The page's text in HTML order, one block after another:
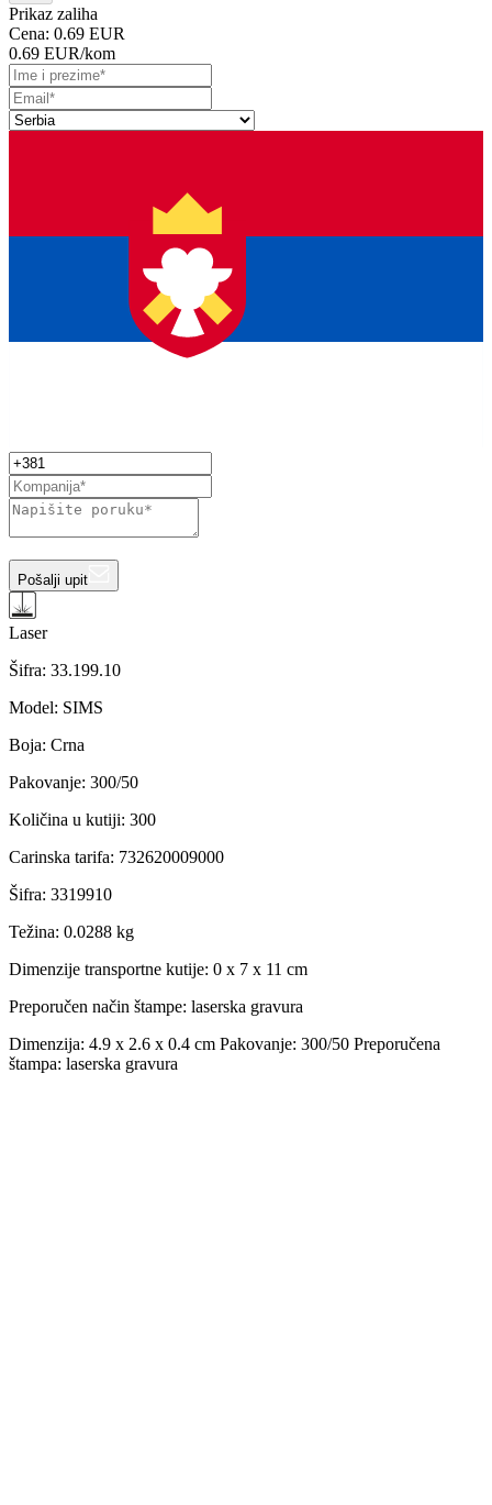
Prikaz zaliha
Cena: 0.69 EUR
0.69 EUR/kom
Pošalji upit
Laser
Šifra: 33.199.10
Model: SIMS
Boja: Crna
Pakovanje: 300/50
Količina u kutiji: 300
Carinska tarifa: 732620009000
Šifra: 3319910
Težina: 0.0288 kg
Dimenzije transportne kutije: 0 x 7 x 11 cm
Preporučen način štampe: laserska gravura
Dimenzija: 4.9 x 2.6 x 0.4 cm Pakovanje: 300/50 Preporučena
štampa: laserska gravura